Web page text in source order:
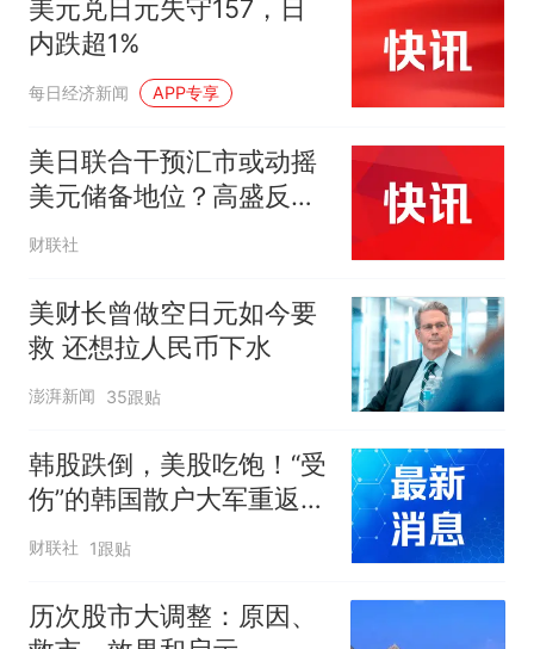
美元兑日元失守157，日
内跌超1%
每日经济新闻 APP专享
美日联合干预汇市或动摇
美元储备地位？高盛反
驳：推测过于牵强
财联社
美财长曾做空日元如今要
救 还想拉人民币下水
澎湃新闻 35跟贴
韩股跌倒，美股吃饱！“受
伤”的韩国散户大军重返华
尔街怀抱
财联社 1跟贴
历次股市大调整：原因、